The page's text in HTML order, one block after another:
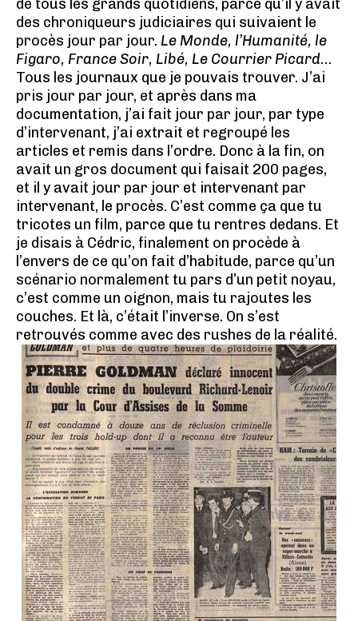
de tous les grands quotidiens, parce qu’il y avait
des chroniqueurs judiciaires qui suivaient le
procès jour par jour. Le Monde, l’Humanité, le
Figaro, France Soir, Libé, Le Courrier Picard…
Tous les journaux que je pouvais trouver. J’ai
pris jour par jour, et après dans ma
documentation, j’ai fait jour par jour, par type
d’intervenant, j’ai extrait et regroupé les
articles et remis dans l’ordre. Donc à la fin, on
avait un gros document qui faisait 200 pages,
et il y avait jour par jour et intervenant par
intervenant, le procès. C’est comme ça que tu
tricotes un film, parce que tu rentres dedans. Et
je disais à Cédric, finalement on procède à
l’envers de ce qu’on fait d’habitude, parce qu’un
scénario normalement tu pars d’un petit noyau,
c’est comme un oignon, mais tu rajoutes les
couches. Et là, c’était l’inverse. On s’est
retrouvés comme avec des rushes de la réalité.